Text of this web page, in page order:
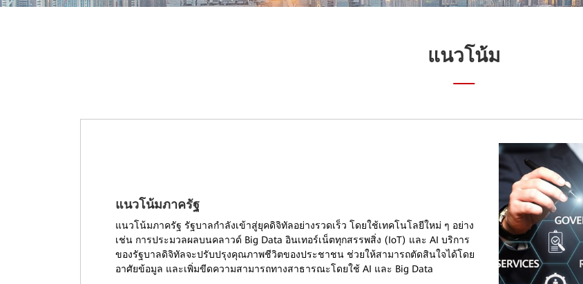
แนวโน้ม
แนวโน้มภาครัฐ
แนวโน้มภาครัฐ รัฐบาลกำลังเข้าสู่ยุคดิจิทัลอย่างรวดเร็ว โดยใช้เทคโนโลยีใหม่ ๆ อย่าง
เช่น การประมวลผลบนคลาวด์ Big Data อินเทอร์เน็ตทุกสรรพสิ่ง (IoT) และ AI บริการ
ของรัฐบาลดิจิทัลจะปรับปรุงคุณภาพชีวิตของประชาชน ช่วยให้สามารถตัดสินใจได้โดย
อาศัยข้อมูล และเพิ่มขีดความสามารถทางสาธารณะโดยใช้ AI และ Big Data